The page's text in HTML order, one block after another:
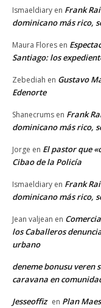
Ismaeldiary en Frank
dominicano más rico,
Maura Flores en
Santiago: los
Zebediah en Gustavo
Edenorte
Shanecrums en Frank
dominicano más rico,
Jorge en El pastor que
Cibao de la Policía
Ismaeldiary en Frank
dominicano más rico,
Jean valjean en
los Caballeros
urbano
deneme bonusu veren
caravana en
Jesseoffiz en Plan